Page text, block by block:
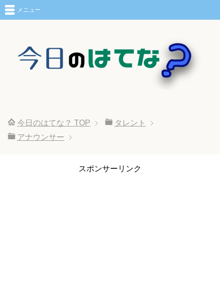
メニュー
今日のはてな？ TOP
タレント
アナウンサー
スポンサーリンク